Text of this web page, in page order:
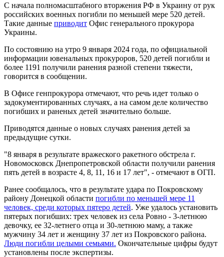
С начала полномасштабного вторжения РФ в Украину от рук
российских военных погибли по меньшей мере 520 детей.
Такие данные приводит Офис генерального прокурора
Украины.
По состоянию на утро 9 января 2024 года, по официальной
информации ювенальных прокуроров, 520 детей погибли и
более 1191 получили ранения разной степени тяжести,
говорится в сообщении.
В Офисе генпрокурора отмечают, что речь идет только о
задокументированных случаях, а на самом деле количество
погибших и раненых детей значительно больше.
Приводятся данные о новых случаях ранения детей за
предыдущие сутки.
"8 января в результате вражеского ракетного обстрела г.
Новомосковск Днепропетровской области получили ранения
пять детей в возрасте 4, 8, 11, 16 и 17 лет", - отмечают в ОГП.
Ранее сообщалось, что в результате удара по Покровскому
району Донецкой области погибли по меньшей мере 11
человек, среди которых пятеро детей. Уже удалось установить
пятерых погибших: трех человек из села Ровно - 3-летнюю
девочку, ее 32-летнего отца и 30-летнюю маму, а также
мужчину 34 лет и женщину 37 лет из Покровского района.
Люди погибли целыми семьями. Окончательные цифры будут
установлены после экспертизы.